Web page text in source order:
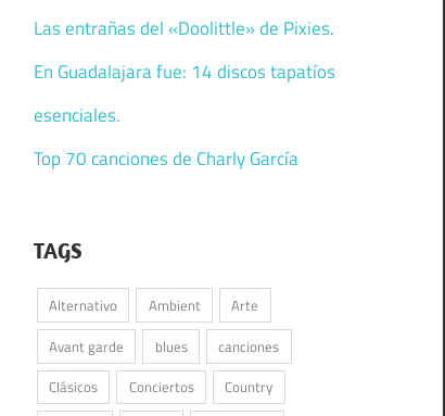
Las entrañas del «Doolittle» de Pixies.
En Guadalajara fue: 14 discos tapatíos
esenciales.
Top 70 canciones de Charly García
TAGS
Alternativo Ambient
Arte
Avant garde
blues
canciones
Clásicos
Conciertos
Country